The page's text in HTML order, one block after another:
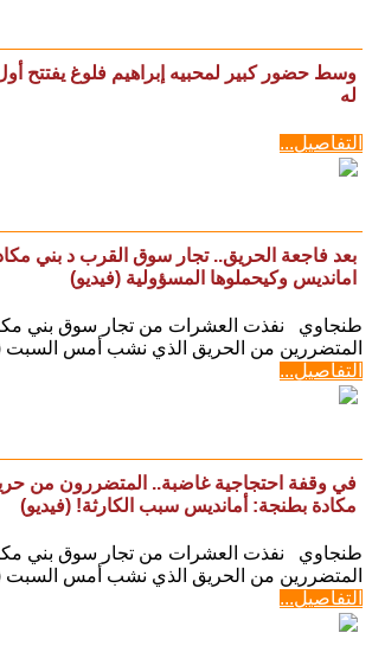
وسط حضور كبير لمحبيه إبراهيم فلوغ يفتتح
له
التفاصيل...
بعد فاجعة الحريق.. تجار سوق القرب د بني
امانديس وكيحملوها المسؤولية (فيديو)
طنجاوي نفذت العشرات من تجار سوق بني
المتضررين من الحريق الذي نشب أمس السبت (22 فبراير)،
التفاصيل...
في وقفة احتجاجية غاضبة.. المتضررون من
مكادة بطنجة: أمانديس سبب الكارثة! (فيديو)
طنجاوي نفذت العشرات من تجار سوق بني
المتضررين من الحريق الذي نشب أمس السبت (22 فبراير)،
التفاصيل...